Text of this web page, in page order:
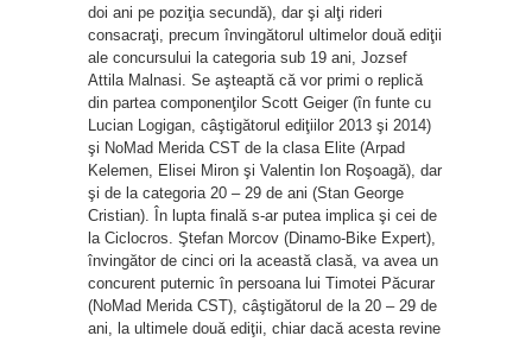
doi ani pe poziţia secundă), dar şi alţi rideri
consacraţi, precum învingătorul ultimelor două ediţii
ale concursului la categoria sub 19 ani, Jozsef
Attila Malnasi. Se aşteaptă că vor primi o replică
din partea componenţilor Scott Geiger (în funte cu
Lucian Logigan, câştigătorul ediţiilor 2013 şi 2014)
şi NoMad Merida CST de la clasa Elite (Arpad
Kelemen, Elisei Miron şi Valentin Ion Roşoagă), dar
şi de la categoria 20 – 29 de ani (Stan George
Cristian). În lupta finală s-ar putea implica şi cei de
la Ciclocros. Ştefan Morcov (Dinamo-Bike Expert),
învingător de cinci ori la această clasă, va avea un
concurent puternic în persoana lui Timotei Păcurar
(NoMad Merida CST), câştigătorul de la 20 – 29 de
ani, la ultimele două ediţii, chiar dacă acesta revine